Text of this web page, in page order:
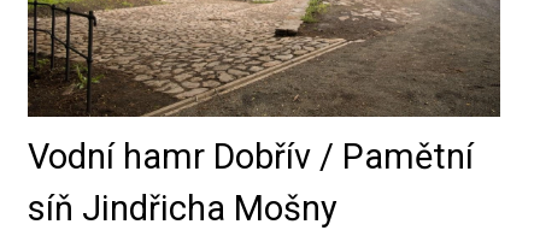
Vodní hamr Dobřív / Pamětní
síň Jindřicha Mošny